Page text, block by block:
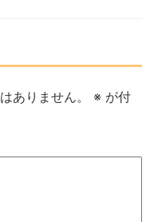
ありません。 ※ が付